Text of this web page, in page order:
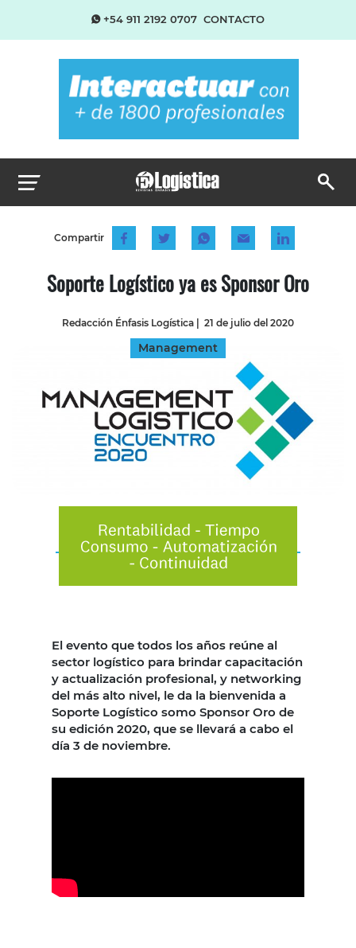
+54 911 2192 0707 CONTACTO
Compartir
Soporte Logístico ya es Sponsor Oro
Redacción Énfasis Logística | 21 de julio del 2020
Management
El evento que todos los años reúne al
sector logístico para brindar capacitación
y actualización profesional, y networking
del más alto nivel, le da la bienvenida a
Soporte Logístico somo Sponsor Oro de
su edición 2020, que se llevará a cabo el
día 3 de noviembre.